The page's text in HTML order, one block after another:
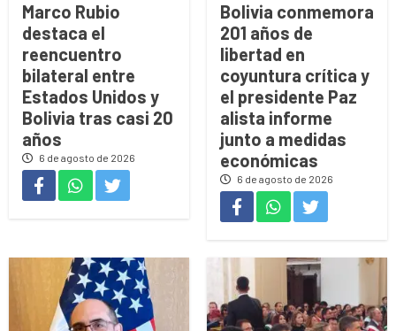
Marco Rubio
destaca el
reencuentro
bilateral entre
Estados Unidos y
Bolivia tras casi 20
años
6 de agosto de 2026
Bolivia conmemora
201 años de
libertad en
coyuntura crítica y
el presidente Paz
alista informe
junto a medidas
económicas
6 de agosto de 2026